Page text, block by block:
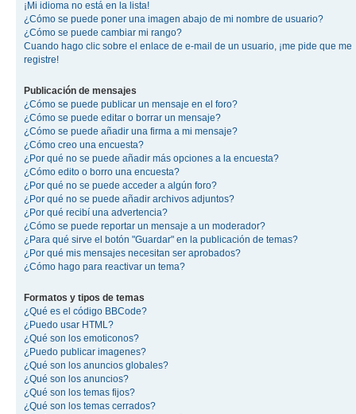
¡Mi idioma no está en la lista!
¿Cómo se puede poner una imagen abajo de mi nombre de usuario?
¿Cómo se puede cambiar mi rango?
Cuando hago clic sobre el enlace de e-mail de un usuario, ¡me pide que me
registre!
Publicación de mensajes
¿Cómo se puede publicar un mensaje en el foro?
¿Cómo se puede editar o borrar un mensaje?
¿Cómo se puede añadir una firma a mi mensaje?
¿Cómo creo una encuesta?
¿Por qué no se puede añadir más opciones a la encuesta?
¿Cómo edito o borro una encuesta?
¿Por qué no se puede acceder a algún foro?
¿Por qué no se puede añadir archivos adjuntos?
¿Por qué recibí una advertencia?
¿Cómo se puede reportar un mensaje a un moderador?
¿Para qué sirve el botón "Guardar" en la publicación de temas?
¿Por qué mis mensajes necesitan ser aprobados?
¿Cómo hago para reactivar un tema?
Formatos y tipos de temas
¿Qué es el código BBCode?
¿Puedo usar HTML?
¿Qué son los emoticonos?
¿Puedo publicar imagenes?
¿Qué son los anuncios globales?
¿Qué son los anuncios?
¿Qué son los temas fijos?
¿Qué son los temas cerrados?